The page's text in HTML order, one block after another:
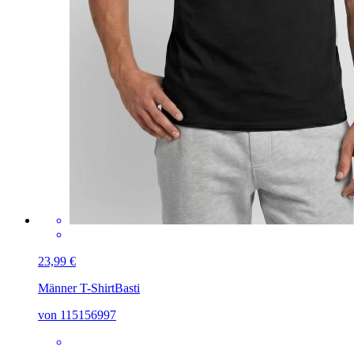
23,99 €
Männer T-ShirtBasti
von 115156997